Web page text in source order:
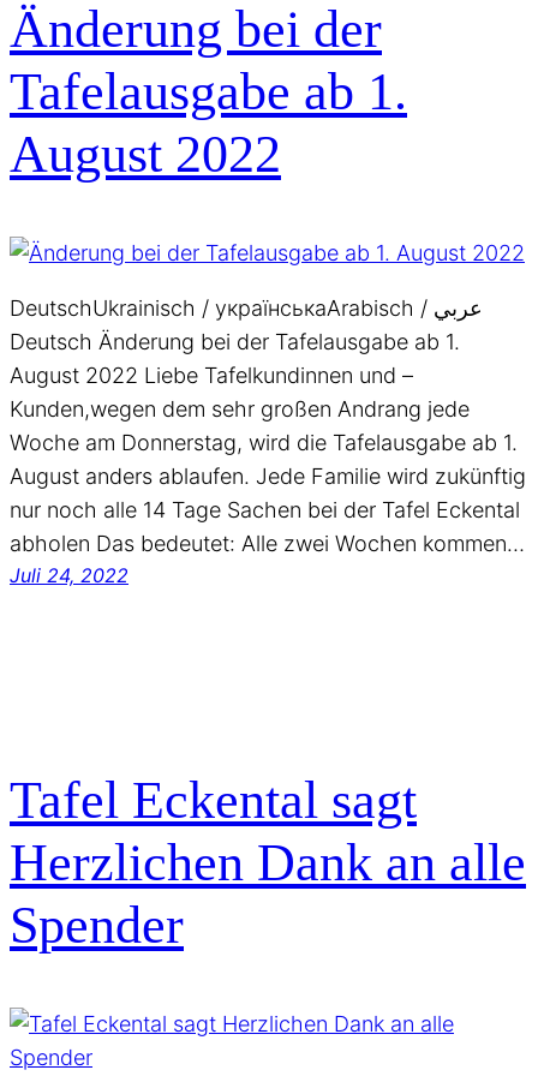
Änderung bei der
Tafelausgabe ab 1.
August 2022
DeutschUkrainisch / українськаArabisch / عربي
Deutsch Änderung bei der Tafelausgabe ab 1.
August 2022 Liebe Tafelkundinnen und –
Kunden,wegen dem sehr großen Andrang jede
Woche am Donnerstag, wird die Tafelausgabe ab 1.
August anders ablaufen. Jede Familie wird zukünftig
nur noch alle 14 Tage Sachen bei der Tafel Eckental
abholen Das bedeutet: Alle zwei Wochen kommen…
Juli 24, 2022
Tafel Eckental sagt
Herzlichen Dank an alle
Spender